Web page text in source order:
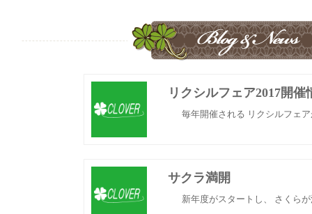
リクシルフェア2017開催
毎年開催される リクシルフェ
サクラ満開
新年度がスタートし、 さくら